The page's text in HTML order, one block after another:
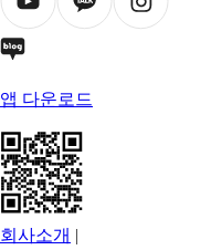
앱 다운로드
회사소개 |